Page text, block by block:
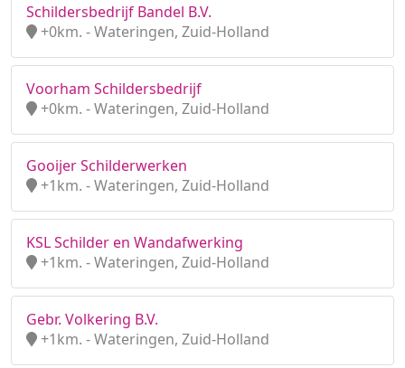
Schildersbedrijf Bandel B.V.
+0km. - Wateringen, Zuid-Holland
Voorham Schildersbedrijf
+0km. - Wateringen, Zuid-Holland
Gooijer Schilderwerken
+1km. - Wateringen, Zuid-Holland
KSL Schilder en Wandafwerking
+1km. - Wateringen, Zuid-Holland
Gebr. Volkering B.V.
+1km. - Wateringen, Zuid-Holland